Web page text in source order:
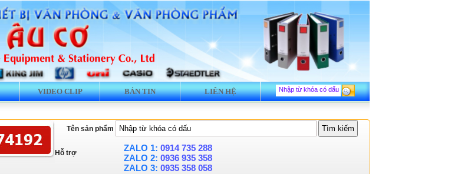
VIDEO CLIP BẢN TIN LIÊN HỆ
Tên sản phẩm
Hỗ trợ ZALO 1: 0914 735 288
ZALO 2: 0936 935 358
ZALO 3: 0935 358 058